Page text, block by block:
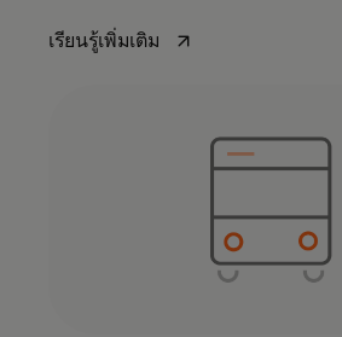
เรียนรู้เพิ่มเติม opens in a new tab